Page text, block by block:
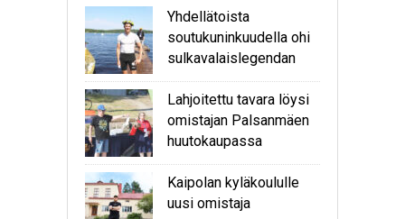
Yhdellätoista
soutukuninkuudella ohi
sulkavalaislegendan
Lahjoitettu tavara löysi
omistajan Palsanmäen
huutokaupassa
Kaipolan kyläkoululle
uusi omistaja